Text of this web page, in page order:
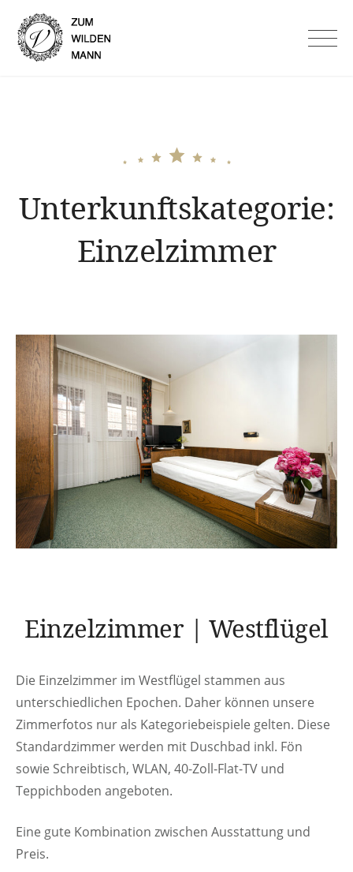
content
Hotel Garni Zum Wilden
Unterkunftskategorie:
Einzelzimmer
Einzelzimmer | Westflügel
Die Einzelzimmer im Westflügel stammen aus
unterschiedlichen Epochen. Daher können unsere
Zimmerfotos nur als Kategoriebeispiele gelten. Diese
Standardzimmer werden mit Duschbad inkl. Fön
sowie Schreibtisch, WLAN, 40-Zoll-Flat-TV und
Teppichboden angeboten.
Eine gute Kombination zwischen Ausstattung und
Preis.